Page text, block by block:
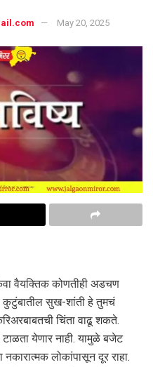
May 20, 2025
वैयक्तिक कोणतीही अडचण
कुटुंबातील सुख-शांती हे तुमचं
चिंता वाढू शकते.
येणार नाही. यामुळे बजेट
लोकांपासून दूर राहा.